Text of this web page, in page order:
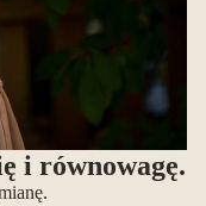
i równowagę.